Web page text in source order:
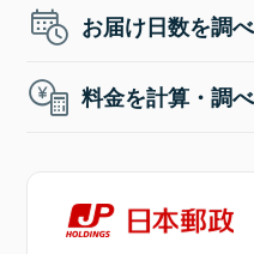
お届け日数を調
料金を計算・調